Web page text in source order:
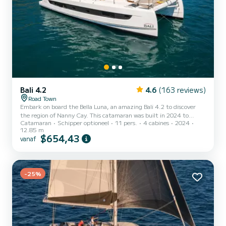
Bali 4.2 4.6 (163 reviews)
Road Town
Embark on board the Bella Luna, an amazing Bali 4.2 to discover
the region of Nanny Cay. This catamaran was built in 2024 to
ensure complete comfort and performance at sea. The boat has 4
cabins with total comfort and a capacity of 11 passengers. With a
total length of 13 meters and 90 horsepower, it will be your best
douche aan boord....
Catamaran Schipper optioneel 11 pers. 4 cabines
2024
12.85 m
vanaf $654,43
-25%